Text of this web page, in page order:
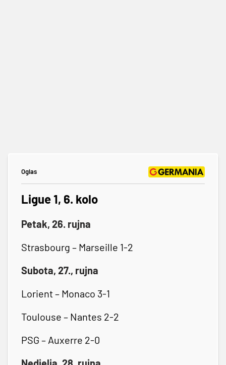
Oglas
Ligue 1, 6. kolo
Petak, 26. rujna
Strasbourg – Marseille 1-2
Subota, 27., rujna
Lorient – Monaco 3-1
Toulouse – Nantes 2-2
PSG – Auxerre 2-0